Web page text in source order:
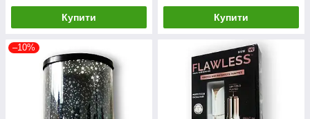
Купити Купити
–10%